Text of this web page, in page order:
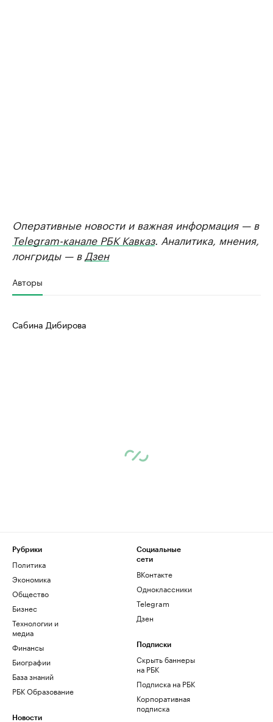
Оперативные новости и важная информация — в
Telegram-канале РБК Кавказ. Аналитика, мнения,
лонгриды — в Дзен
Авторы
Сабина Дибирова
Рубрики
Политика
Экономика
Общество
Бизнес
Технологии и
медиа
Финансы
Биографии
База знаний
РБК Образование
Новости
Социальные
сети
ВКонтакте
Одноклассники
Telegram
Дзен
Подписки
Скрыть баннеры
на РБК
Подписка на РБК
Корпоративная
подписка